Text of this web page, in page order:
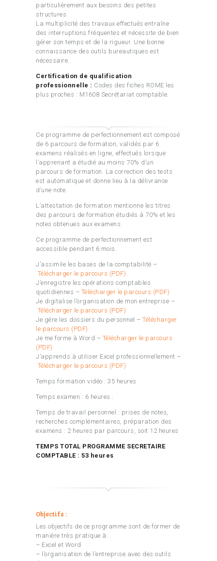
particulièrement aux besoins des petites
structures.
La multiplicité des travaux effectués entraîne
des interruptions fréquentes et nécessite de bien
gérer son temps et de la rigueur. Une bonne
connaissance des outils bureautiques est
nécessaire.
Certification de qualification
professionnelle : Codes des fiches ROME les
plus proches : M1608 Secrétariat comptable.
Ce programme de perfectionnement est composé
de 6 parcours de formation, validés par 6
examens réalisés en ligne, effectués lorsque
l’apprenant a étudié au moins 70% d’un
parcours de formation. La correction des tests
est automatique et donne lieu à la délivrance
d’une note.
L’attestation de formation mentionne les titres
des parcours de formation étudiés à 70% et les
notes obtenues aux examens.
Ce programme de perfectionnement est
accessible pendant 6 mois.
J’assimile les bases de la comptabilité –
Télécharger le parcours (PDF)
J’enregistre les opérations comptables
quotidiennes – Télécharger le parcours (PDF)
Je digitalise l’organisation de mon entreprise –
Télécharger le parcours (PDF)
Je gère les dossiers du personnel – Télécharger
le parcours (PDF)
Je me forme à Word – Télécharger le parcours
(PDF)
J’apprends à utiliser Excel professionnellement –
Télécharger le parcours (PDF)
Temps formation vidéo : 35 heures
Temps examen : 6 heures :
Temps de travail personnel : prises de notes,
recherches complémentaires, préparation des
examens : 2 heures par parcours, soit 12 heures
TEMPS TOTAL PROGRAMME SECRETAIRE
COMPTABLE : 53 heures
Objectifs :
Les objectifs de ce programme sont de former de
manière très pratique à:
– Excel et Word
– l’organisation de l’entreprise avec des outils